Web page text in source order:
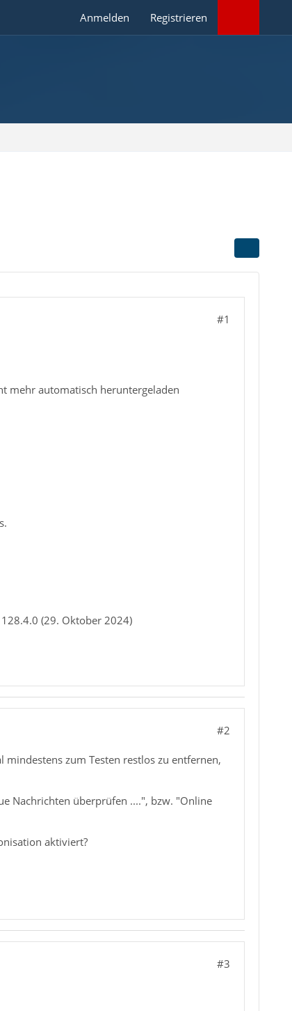
Anmelden Registrieren
#1
mehr automatisch heruntergeladen
(29. Oktober 2024)
#2
zum Testen restlos zu entfernen,
Nachrichten überprüfen ....", bzw. "Online
aktiviert?
#3